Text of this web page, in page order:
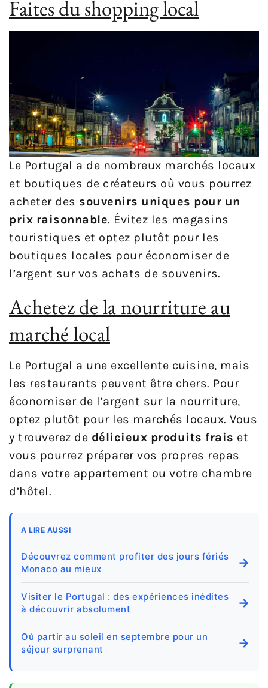
Faites du shopping local
Le Portugal a de nombreux marchés locaux
et boutiques de créateurs où vous pourrez
acheter des souvenirs uniques pour un
prix raisonnable. Évitez les magasins
touristiques et optez plutôt pour les
boutiques locales pour économiser de
l’argent sur vos achats de souvenirs.
Achetez de la nourriture au
marché local
Le Portugal a une excellente cuisine, mais
les restaurants peuvent être chers. Pour
économiser de l’argent sur la nourriture,
optez plutôt pour les marchés locaux. Vous
y trouverez de délicieux produits frais et
vous pourrez préparer vos propres repas
dans votre appartement ou votre chambre
d’hôtel.
A LIRE AUSSI
Découvrez comment profiter des jours fériés
Monaco au mieux
→
Visiter le Portugal : des expériences inédites
à découvrir absolument
→
Où partir au soleil en septembre pour un
séjour surprenant
→